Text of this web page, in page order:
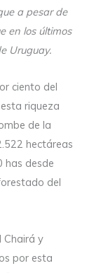
a pesar de
en los últimos
Uruguay.
ciento del
riqueza
de la
hectáreas
has desde
del
Chairá y
por esta